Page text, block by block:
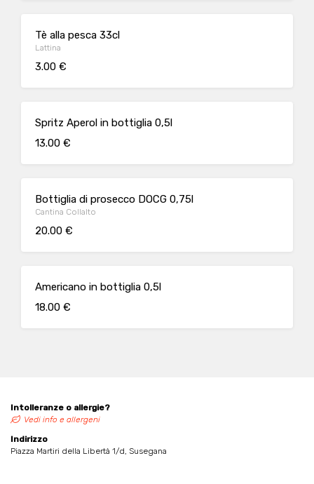
Tè alla pesca 33cl
Lattina
3.00 €
Spritz Aperol in bottiglia 0,5l
13.00 €
Bottiglia di prosecco DOCG 0,75l
Cantina Collalto
20.00 €
Americano in bottiglia 0,5l
18.00 €
Intolleranze o allergie?
Vedi info e allergeni
Indirizzo
Piazza Martiri della Libertà 1/d, Susegana